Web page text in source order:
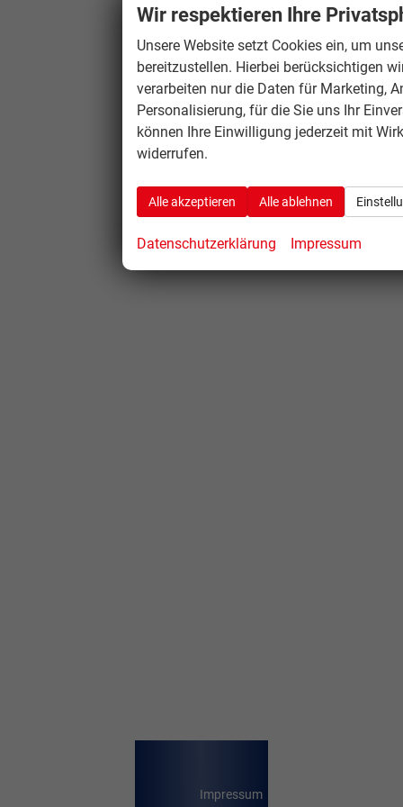
Uhr
Impressum
Wir respektieren Ihre
Unsere Website setzt Cookies ein, um
bereitzustellen. Hierbei berücksichtigen
verarbeiten nur die Daten für Marketing,
Personalisierung, für die Sie uns Ihr
können Ihre Einwilligung jederzeit mit
widerrufen.
Alle akzeptieren Alle ablehnen
Datenschutzerklärung Impressum